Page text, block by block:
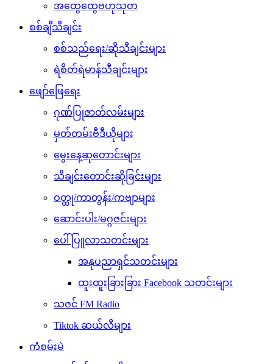
အထွေထွေဗဟုသုတ
စစ်ချီသီချင်း
စစ်သည်ရေး/ဆိုသီချင်းများ
ရဲစိတ်ရဲမာန်သီချင်းများ
ဖျော်ဖြေရေး
ဂုဏ်ပြုဇာတ်လမ်းများ
မှတ်တမ်းဗီဒီယိုများ
မွေးနေ့ဆုတောင်းများ
သီချင်းတောင်းဆိုခြင်းများ
ဝတ္ထု/ကာတွန်း/ကဗျာများ
ဆောင်းပါး/မဂ္ဂဇင်းများ
ပေါ်ပြူလာသတင်းများ
အနုပညာရှင်သတင်းများ
ထူးထူးခြားခြား Facebook သတင်းများ
သဇင် FM Radio
Tiktok ဆယ်လီများ
ကံစမ်းမဲ